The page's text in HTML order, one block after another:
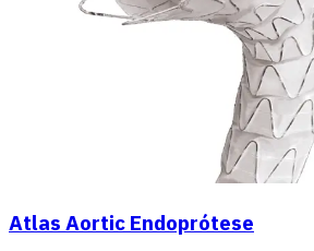
Atlas Aortic Endoprótese